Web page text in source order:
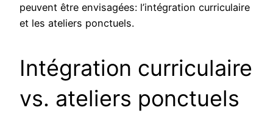
peuvent être envisagées: l’intégration curriculaire
et les ateliers ponctuels.
Intégration curriculaire
vs. ateliers ponctuels